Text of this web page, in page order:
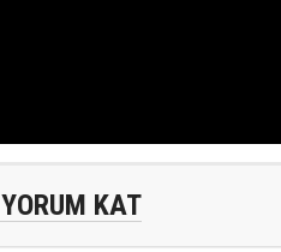
YORUM KAT